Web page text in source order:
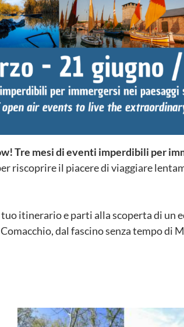
Tre mesi di eventi imperdibili per
riscoprire il piacere di viaggiare
itinerario e parti alla scoperta di
dal fascino senza tempo di